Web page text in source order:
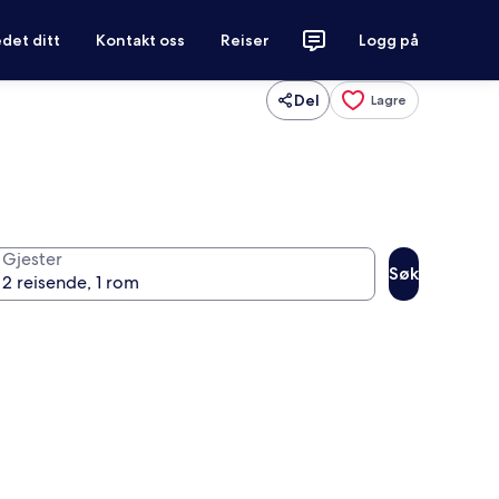
ditt Kontakt oss Reiser Logg på
Del Lagre
Gjester
Søk